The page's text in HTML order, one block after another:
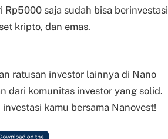
saja sudah bisa berinvestasi
kripto, dan emas.
ratusan investor lainnya di Nano
dari komunitas investor yang solid.
kamu bersama Nanovest!